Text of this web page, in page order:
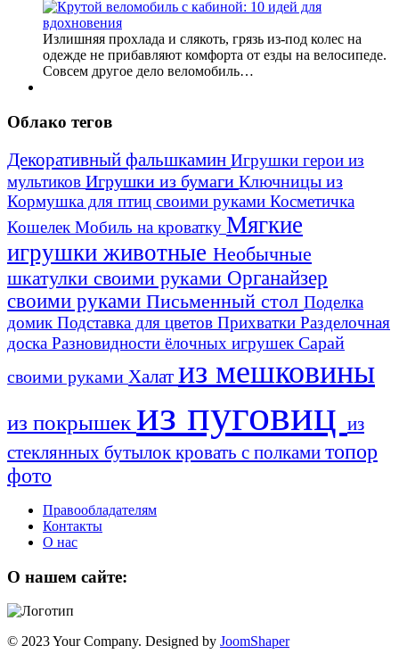
Излишняя прохлада и слякоть, грязь из-под колес на
одежде не прибавляют комфорта от езды на велосипеде.
Совсем другое дело веломобиль…
Облако тегов
Декоративный фальшкамин Игрушки герои из
мультиков Игрушки из бумаги Ключницы из
Кормушка для птиц своими руками Косметичка
Кошелек Мобиль на кроватку Мягкие
игрушки животные Необычные
шкатулки своими руками Органайзер
своими руками Письменный стол Поделка
домик Подставка для цветов Прихватки Разделочная
доска Разновидности ёлочных игрушек Сарай
своими руками Халат из мешковины
из покрышек из пуговиц из
стеклянных бутылок кровать с полками топор
фото
Правообладателям
Контакты
О нас
О нашем сайте:
© 2023 Your Company. Designed by JoomShaper